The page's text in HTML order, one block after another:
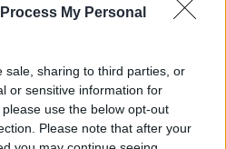
My Personal
sale, sharing to third parties, or
or sensitive information for
use the below opt-out
Please note that after your
Λιούτσια